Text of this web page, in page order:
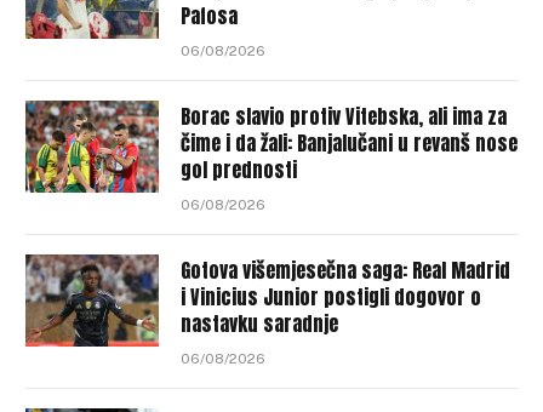
Pafosa
06/08/2026
Borac slavio protiv Vitebska, ali ima za
čime i da žali: Banjalučani u revanš nose
gol prednosti
06/08/2026
Gotova višemjesečna saga: Real Madrid
i Vinicius Junior postigli dogovor o
nastavku saradnje
06/08/2026